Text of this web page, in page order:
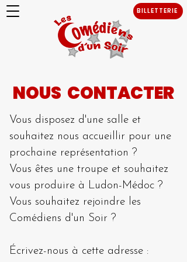
BILLETTERIE
NOUS CONTACTER
Vous disposez d'une salle et
souhaitez nous accueillir pour une
prochaine représentation ?
Vous êtes une troupe et souhaitez
vous produire à Ludon-Médoc ?
Vous souhaitez rejoindre les
Comédiens d'un Soir ?
Écrivez-nous à cette adresse :